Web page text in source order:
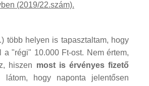
(2019/22.szám).
több helyen is tapasztaltam, hogy
a "régi" 10.000 Ft-ost. Nem értem,
hiszen most is érvényes fizető
hogy naponta jelentősen